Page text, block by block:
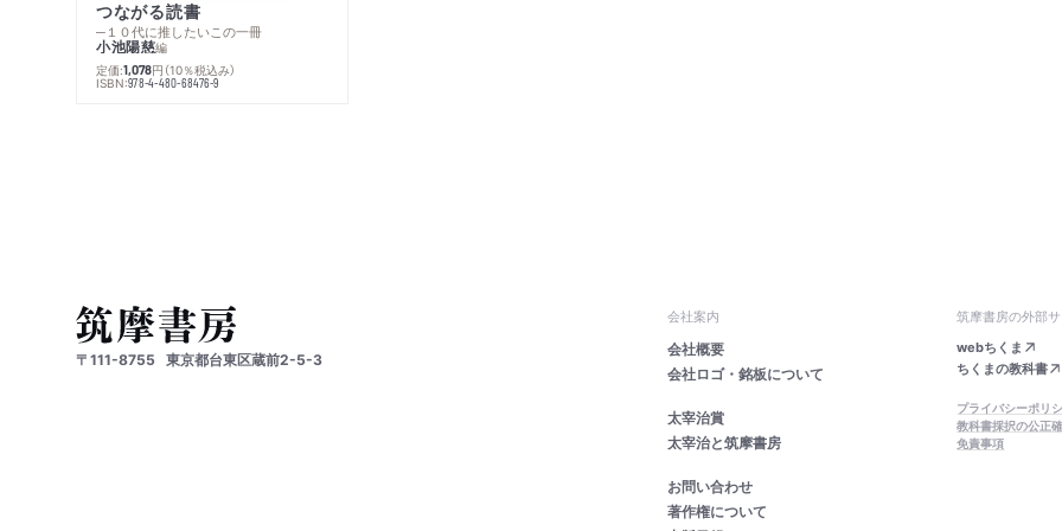
つながる読書
─１０代に推したいこの一冊
小池陽慈編
定価:1,078円 （10％税込み）
ISBN:978-4-480-68476-9
〒111-8755 東京都台東区蔵前2-5-3
会社案内
会社概要
会社ロゴ・銘板について
太宰治賞
太宰治と筑摩書房
お問い合わせ
著作権について
筑摩書房の外部サ
webちくま
ちくまの教科書
プライバシーポリ
教科書採択の公正
免責事項